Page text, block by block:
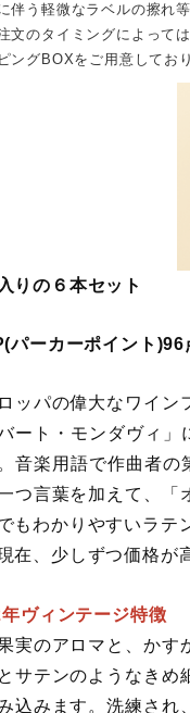
う軽微なラベルの擦れ
のタイミングによって
グBOXをご用意しており
りの６本セット
パーカーポイント)96
ッパの偉大なワイン
バート・モンダヴィ
音楽用語で作曲者
つ言葉を加えて、
もわかりやすいラテ
在、少しずつ価格が
ヴィンテージ特徴
実のアロマと、かす
サテンのようなきめ
込みます。洗練され